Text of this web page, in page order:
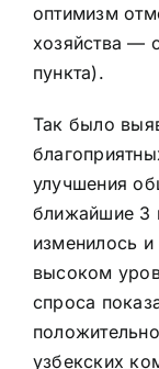
оптимизм
хозяйства —
пункта).
Так было
улучшения
ближайшие 3
изменилось и
высоком
спроса
узбекских